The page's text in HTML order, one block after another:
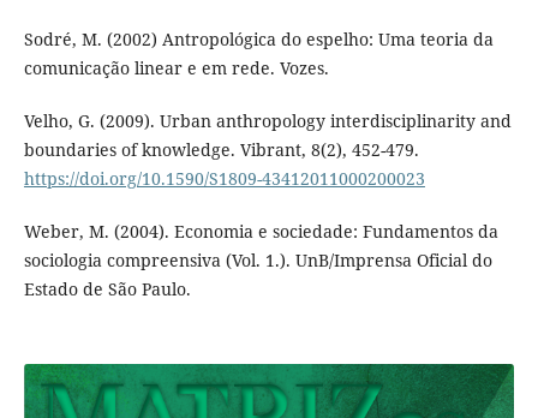
Sodré, M. (2002) Antropológica do espelho: Uma teoria da
comunicação linear e em rede. Vozes.
Velho, G. (2009). Urban anthropology interdisciplinarity and
boundaries of knowledge. Vibrant, 8(2), 452-479.
https://doi.org/10.1590/S1809-43412011000200023
Weber, M. (2004). Economia e sociedade: Fundamentos da
sociologia compreensiva (Vol. 1.). UnB/Imprensa Oficial do
Estado de São Paulo.